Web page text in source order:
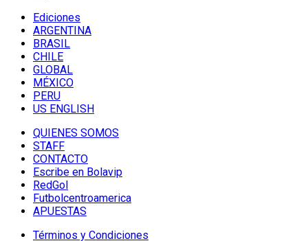
Ediciones
ARGENTINA
BRASIL
CHILE
GLOBAL
MÉXICO
PERU
US ENGLISH
QUIENES SOMOS
STAFF
CONTACTO
Escribe en Bolavip
RedGol
Futbolcentroamerica
APUESTAS
Términos y Condiciones